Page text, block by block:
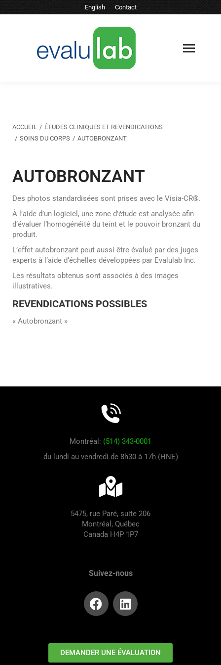
English Contact
Vous êtes ici :
ACCUEIL
ÉTUDES CLINIQUES ET REVENDICATIONS
SOINS DU CORPS
AUTOBRONZANT
AUTOBRONZANT
Des photos standardisées sont prises avec le Visia-CR®.
À l’aide d’un logiciel, une zone d’étude est analysée afin
d’évaluer l’homogénéité du teint et le pouvoir bronzant du
produit.
L’effet autobronzant peut aussi être évalué par des juges
experts à l’aide d’échelles développées par Evalulab Inc.
Les résultats obtenus sont associés à des images
illustratives.
REVENDICATIONS POSSIBLES
« Autobronzant »
Montréal: (514) 343-0001
du lundi au vendredi de 8h30 à 17h (HNE)
5475, rue Paré, suite 206
Montréal, Québec
Canada H4P 1P7
Suivez-nous
DEMANDER UNE ÉVALUATION